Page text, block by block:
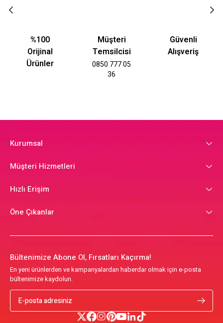
%100
Orijinal
Ürünler
Müşteri
Temsilcisi
0850 777 05
36
Güvenli
Alışveriş
Kurumsal
Müşteri Hizmetleri
Hızlı Erişim
Öne Çıkanlar
Bültenimize Abone Ol, Fırsatları Kaçırma!
En yeni ürünlerden ve kampanyalardan haberdar olmak için e-posta
bültenimize kaydolun.